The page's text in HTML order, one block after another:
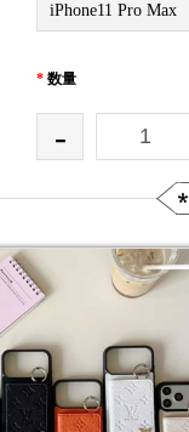
iPhone11 Pro Max
* 数量
-